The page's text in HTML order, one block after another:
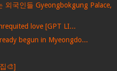
외국인들 Gyeongbokgung Palace,
love [GPT LI...
begun in Myeongdo...
🎨]